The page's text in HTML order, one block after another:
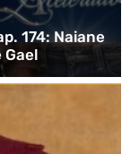
174: Naiane
Gael